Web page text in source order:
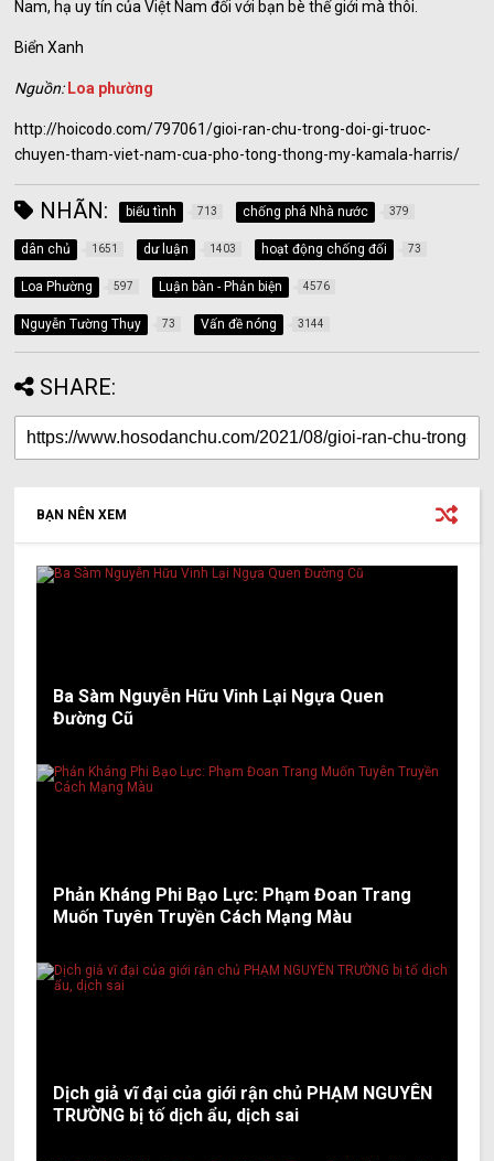
Nam, hạ uy tín của Việt Nam đối với bạn bè thế giới mà thôi.
Biển Xanh
Nguồn: Loa phường
http://hoicodo.com/797061/gioi-ran-chu-trong-doi-gi-truoc-
chuyen-tham-viet-nam-cua-pho-tong-thong-my-kamala-harris/
NHÃN: biểu tình 713 chống phá Nhà nước 379
dân chủ 1651 dư luận 1403 hoạt động chống đối 73
Loa Phường 597 Luận bàn - Phản biện 4576
Nguyễn Tường Thụy 73 Vấn đề nóng 3144
SHARE:
BẠN NÊN XEM
Ba Sàm Nguyễn Hữu Vinh Lại Ngựa Quen
Đường Cũ
Phản Kháng Phi Bạo Lực: Phạm Đoan Trang
Muốn Tuyên Truyền Cách Mạng Màu
Dịch giả vĩ đại của giới rận chủ PHẠM NGUYÊN
TRƯỜNG bị tố dịch ẩu, dịch sai